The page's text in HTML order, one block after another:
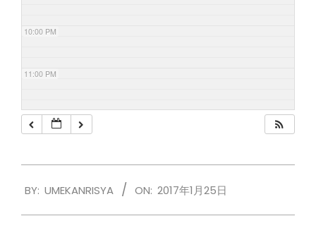
10:00 PM
11:00 PM
01-
BY: UMEKANRISYA ON: 2017年1月25日